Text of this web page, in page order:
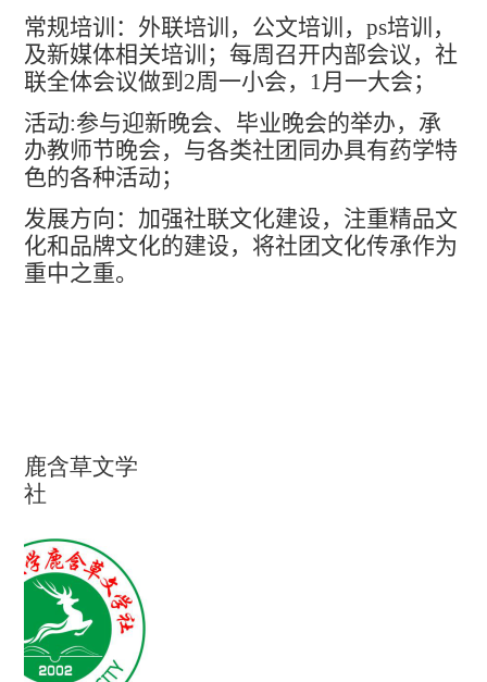
常规培训：外联培训，公文培训，ps培训，
及新媒体相关培训；每周召开内部会议，社
联全体会议做到 2周一小会， 1月一大会；
活动:参与迎新晚会、毕业晚会的举办，承
办教师节晚会，与各类社团同办具有药学特
色的各种活动；
发展方向：加强社联文化建设，注重精品文
化和品牌文化的建设，将社团文化传承作为
重中之重。
鹿含草文学
社